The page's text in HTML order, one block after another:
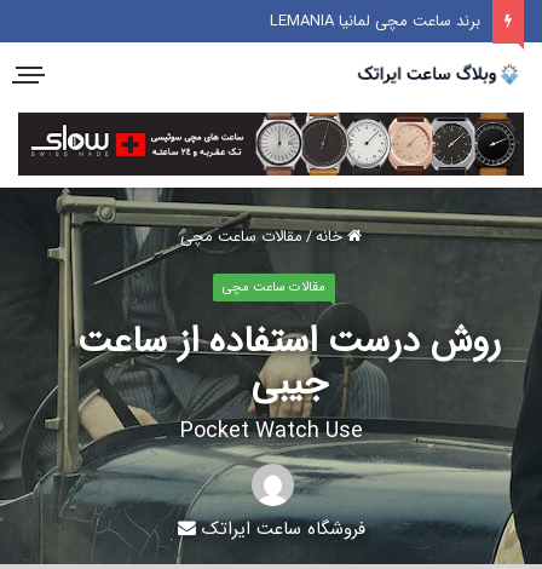
برند ساعت مچی لمانیا LEMANIA
خانه/مقالات ساعت مچی
مقالات ساعت مچی
روش درست استفاده از ساعت
جیبی
Pocket Watch Use
فروشگاه ساعت ایراتک